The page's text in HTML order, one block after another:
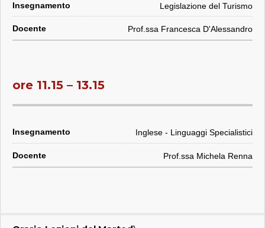
Legislazione del Turismo
Prof.ssa Francesca D'Alessandro
ore 11.15 – 13.15
Inglese - Linguaggi Specialistici
Prof.ssa Michela Renna